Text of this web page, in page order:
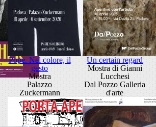
Pope. Nel colore, il
gesto
Mostra
Palazzo
Zuckermann
Un certain regard
Mostra di Gianni
Lucchesi
Dal Pozzo Galleria
d'arte